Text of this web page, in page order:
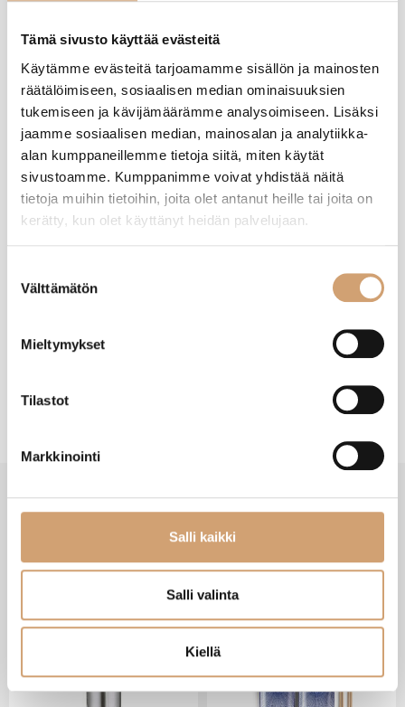
Tämä sivusto käyttää evästeitä
Käytämme evästeitä tarjoamamme sisällön ja mainosten
räätälöimiseen, sosiaalisen median ominaisuuksien
tukemiseen ja kävijämäärämme analysoimiseen. Lisäksi
jaamme sosiaalisen median, mainosalan ja analytiikka-
alan kumppaneillemme tietoja siitä, miten käytät
sivustoamme. Kumppanimme voivat yhdistää näitä
tietoja muihin tietoihin, joita olet antanut heille tai joita on
kerätty, kun olet käyttänyt heidän palvelujaan.
valinta
Välttämätön
Mieltymykset
Tilastot
Markkinointi
Salli kaikki
Salli valinta
Kiellä
A
Anonyymi
Helsinki, FI
6 kuukautta sitten
VIIMEISIMMÄT TUOTTEET